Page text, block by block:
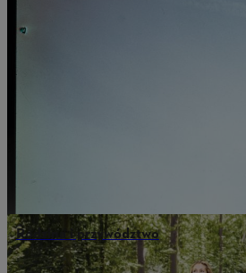
Rodzina i przywództwo